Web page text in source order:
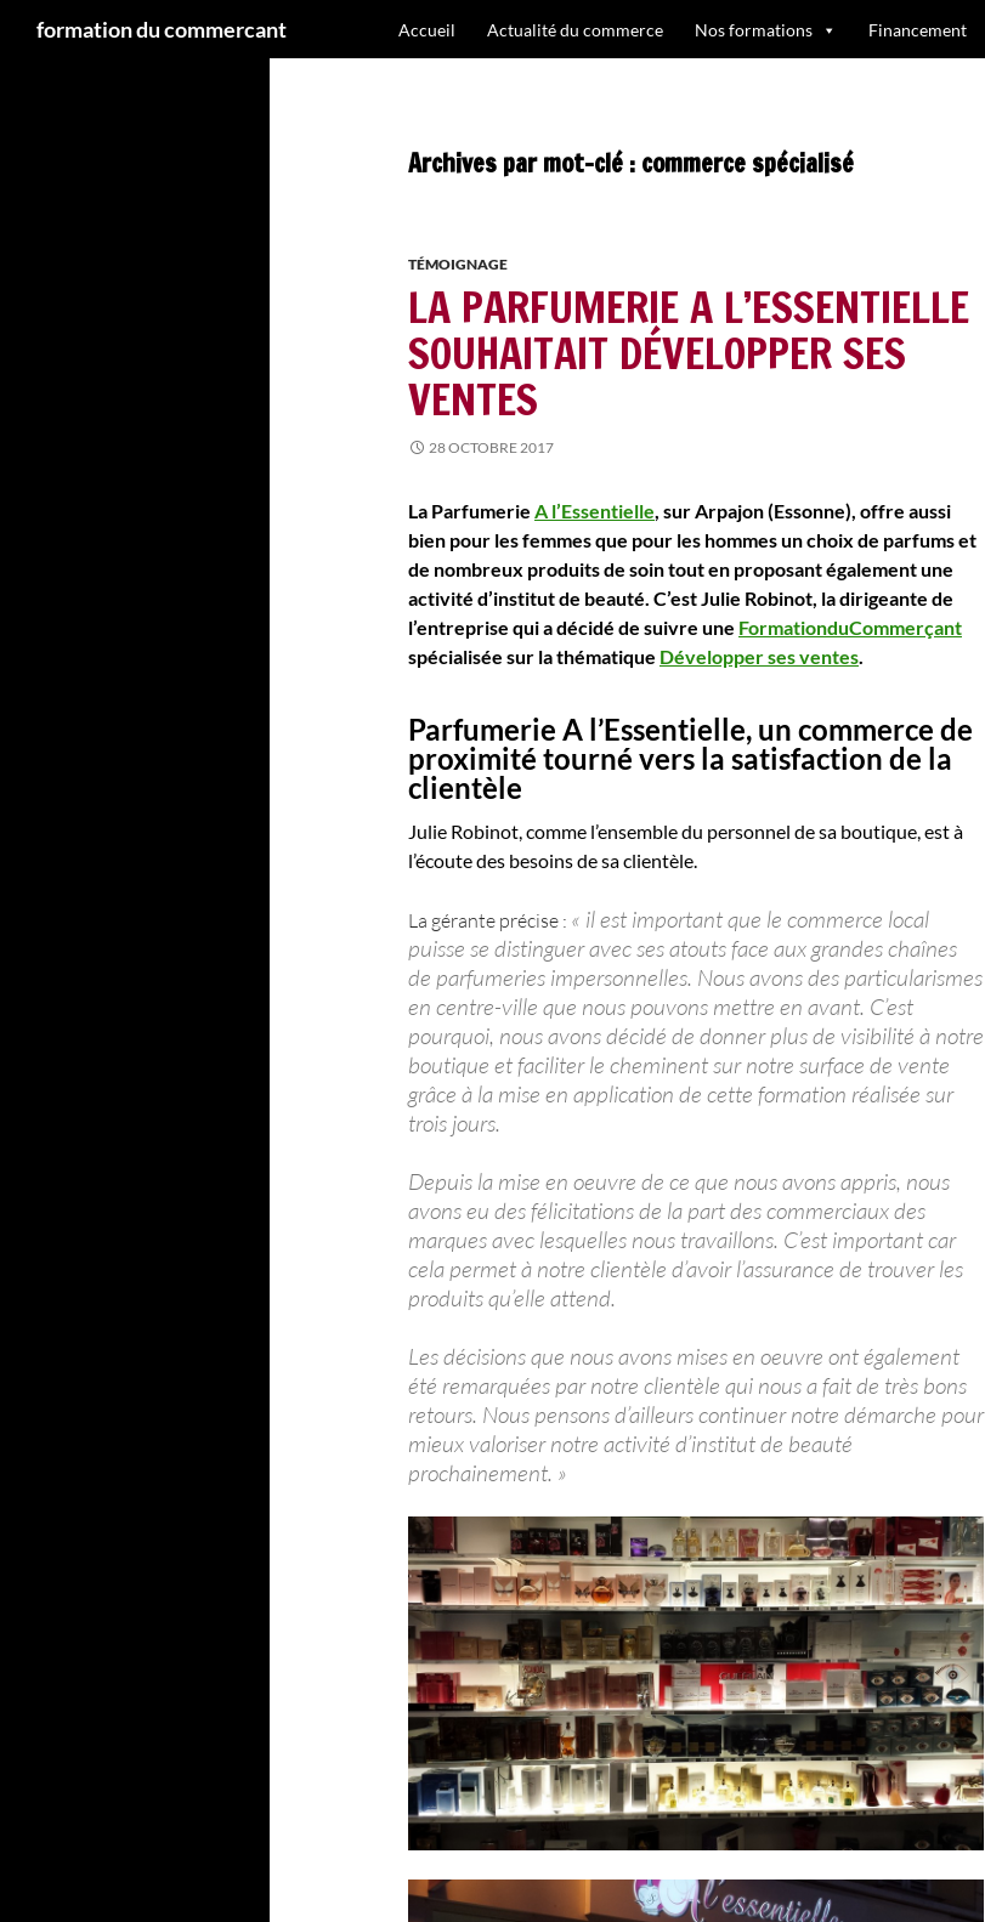
formation du commercant Accueil Actualité du commerce Nos formations Financement
Archives par mot-clé : commerce spécialisé
TÉMOIGNAGE
LA PARFUMERIE A L’ESSENTIELLE
SOUHAITAIT DÉVELOPPER SES
VENTES
28 OCTOBRE 2017
La Parfumerie A l’Essentielle, sur Arpajon (Essonne), offre aussi
bien pour les femmes que pour les hommes un choix de parfums et
de nombreux produits de soin tout en proposant également une
activité d’institut de beauté. C’est Julie Robinot, la dirigeante de
l’entreprise qui a décidé de suivre une FormationduCommerçant
spécialisée sur la thématique Développer ses ventes.
Parfumerie A l’Essentielle, un commerce de
proximité tourné vers la satisfaction de la
clientèle
Julie Robinot, comme l’ensemble du personnel de sa boutique, est à
l’écoute des besoins de sa clientèle.
La gérante précise : « il est important que le commerce local
puisse se distinguer avec ses atouts face aux grandes chaînes
de parfumeries impersonnelles. Nous avons des particularismes
en centre-ville que nous pouvons mettre en avant. C’est
pourquoi, nous avons décidé de donner plus de visibilité à notre
boutique et faciliter le cheminent sur notre surface de vente
grâce à la mise en application de cette formation réalisée sur
trois jours.
Depuis la mise en oeuvre de ce que nous avons appris, nous
avons eu des félicitations de la part des commerciaux des
marques avec lesquelles nous travaillons. C’est important car
cela permet à notre clientèle d’avoir l’assurance de trouver les
produits qu’elle attend.
Les décisions que nous avons mises en oeuvre ont également
été remarquées par notre clientèle qui nous a fait de très bons
retours. Nous pensons d’ailleurs continuer notre démarche pour
mieux valoriser notre activité d’institut de beauté
prochainement. »